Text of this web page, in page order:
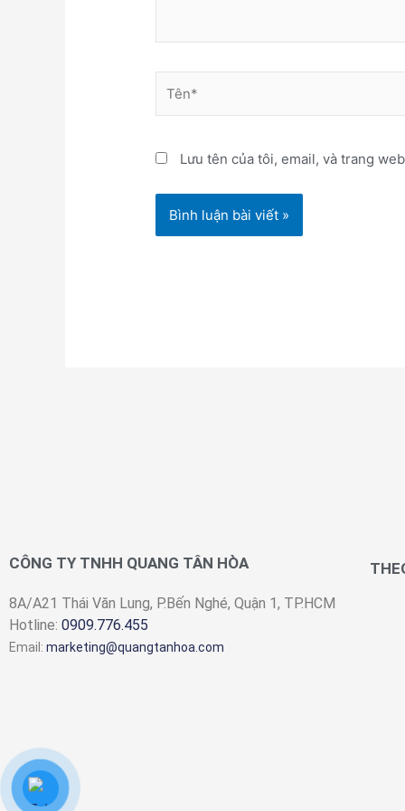
Lưu tên của tôi, email, và trang
CÔNG TY TNHH QUANG TÂN HÒA
8A/A21 Thái Văn Lung, P.Bến Nghé, Quận 1, TP.HCM
Hotline: 0909.776.455
Email: marketing@quangtanhoa.com